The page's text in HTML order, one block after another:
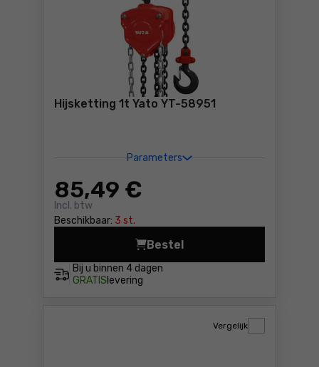
Hijsketting 1t Yato YT-58951
Parameters
85,49 €
Incl. btw
Beschikbaar: 3 st.
Bij u binnen 4 dagen
GRATIS levering
Bestel
Hijsketting 1t Yato YT-
Vergelijk